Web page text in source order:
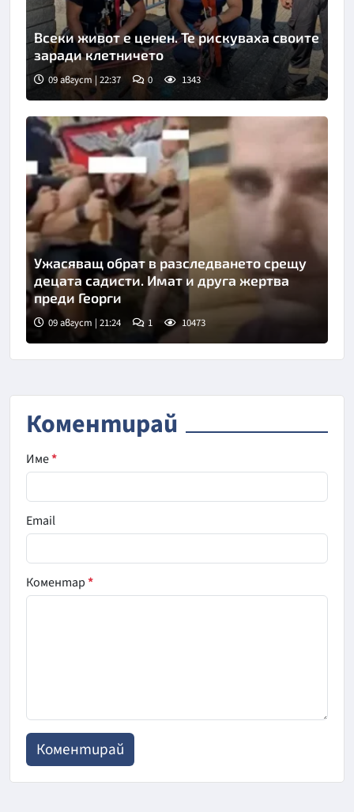
Всеки живот е ценен. Те рискуваха своите
заради клетничето
09 август | 22:37 0 1343
Ужасяващ обрат в разследването срещу
децата садисти. Имат и друга жертва
преди Георги
09 август | 21:24 1 10473
Коментирай
Име*
Email
Коментар*